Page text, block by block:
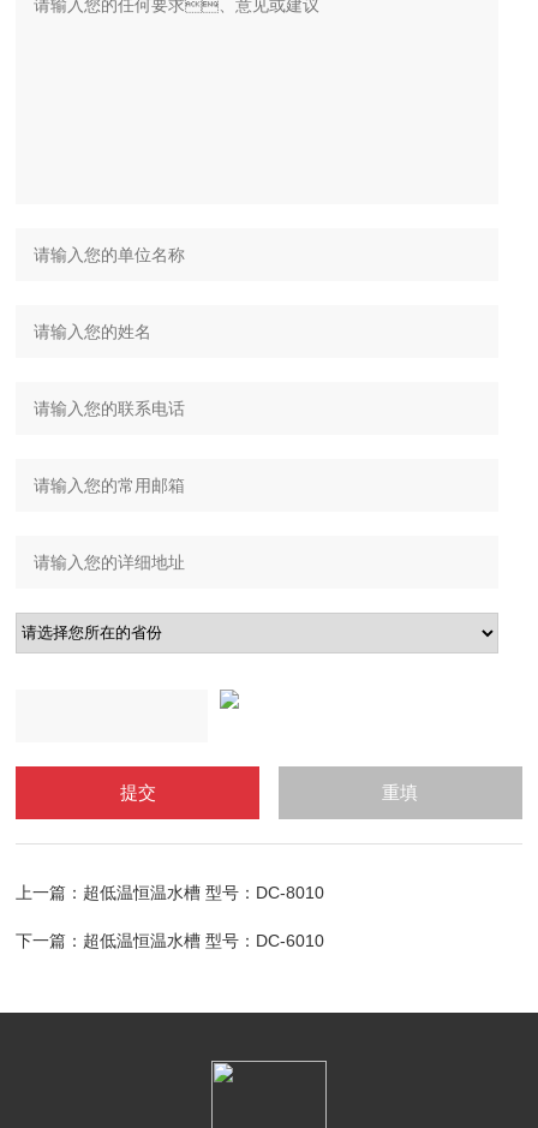
上一篇： 超低温恒温水槽 型号：DC-8010
下一篇： 超低温恒温水槽 型号：DC-6010